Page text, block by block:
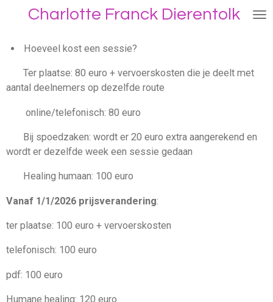
naar
hoofdinhoud
Charlotte Franck Dierentolk
Hoeveel kost een sessie?
Ter plaatse: 80 euro + vervoerskosten die je deelt met
aantal deelnemers op dezelfde route
online/telefonisch: 80 euro
Bij spoedzaken: wordt er 20 euro extra aangerekend en
wordt er dezelfde week een sessie gedaan
Healing humaan: 100 euro
Vanaf 1/1/2026 prijsverandering:
ter plaatse: 100 euro + vervoerskosten
telefonisch: 100 euro
pdf: 100 euro
Humane healing: 120 euro